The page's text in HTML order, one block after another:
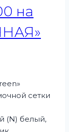
на
сетки
(N) белый,